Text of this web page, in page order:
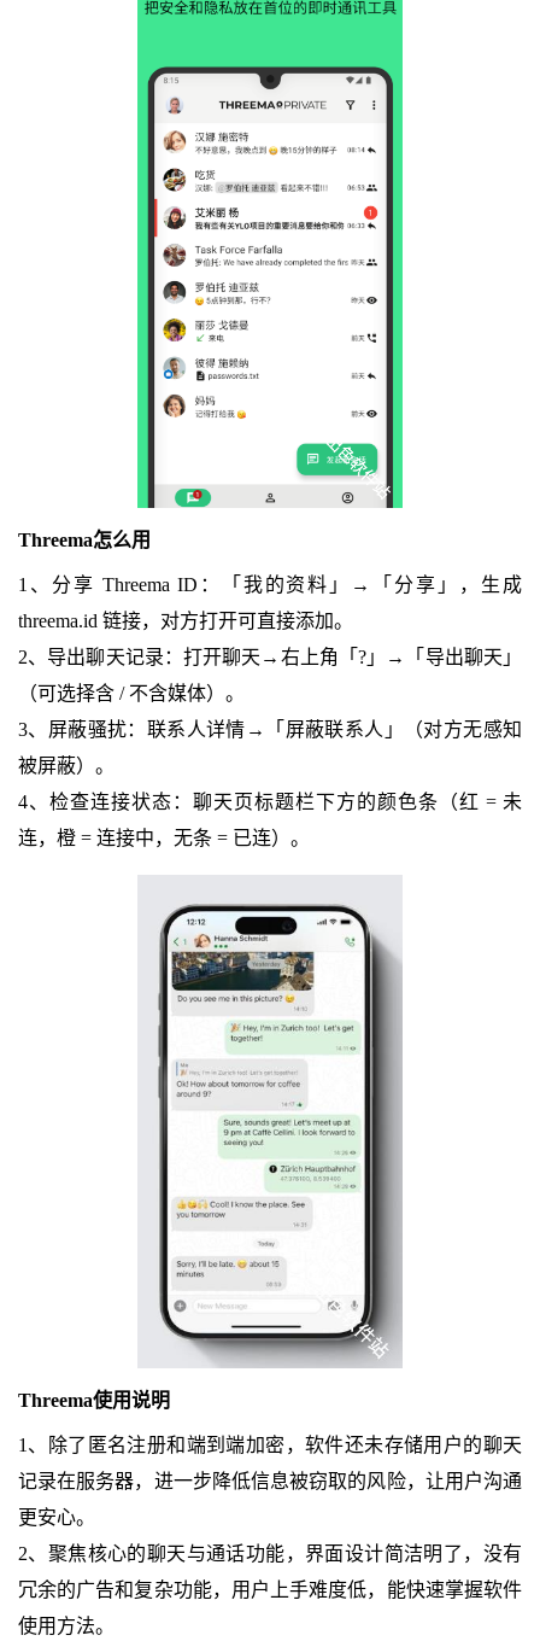
Threema怎么用
1、分享 Threema ID：「我的资料」→「分享」，生成
threema.id 链接，对方打开可直接添加。
2、导出聊天记录：打开聊天→右上角「?」→「导出聊天」
（可选择含 / 不含媒体）。
3、屏蔽骚扰：联系人详情→「屏蔽联系人」（对方无感知
被屏蔽）。
4、检查连接状态：聊天页标题栏下方的颜色条（红 = 未
连，橙 = 连接中，无条 = 已连）。
Threema使用说明
1、除了匿名注册和端到端加密，软件还未存储用户的聊天
记录在服务器，进一步降低信息被窃取的风险，让用户沟通
更安心。
2、聚焦核心的聊天与通话功能，界面设计简洁明了，没有
冗余的广告和复杂功能，用户上手难度低，能快速掌握软件
使用方法。